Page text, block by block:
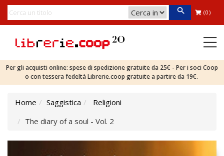
(0)
Per gli acquisti online: spese di spedizione gratuite da 25€ - Per i soci Coop
o con tessera fedeltà Librerie.coop gratuite a partire da 19€.
Home Saggistica
Religioni
The diary of a soul - Vol. 2